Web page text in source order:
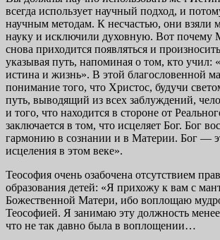
всегда использует научный подход, и
научным методам. К несчастью, они взяли
науку и исключили духовную. Вот почему
снова приходится появляться и
указывая путь, напоминая о том, кто
истина и жизнь». В этой благословенной
понимание того, что Хрис­тос, будучи
путь, выводящий из всех заблуждений,
и того, что находится в стороне от
заключается в том, что исцеляет Бог. Бог
гармонию в сознании и в Материи. Бог —
исцеления в этом веке».
Теософия очень озабочена отсутствием
образования детей: «Я прихожу к вам с
Божественной Матери, ибо воплощаю
Теософией. Я занимаю эту должность
что не так давно была в воплощении…